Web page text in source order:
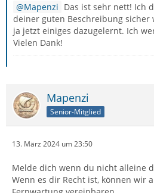
Mapenzi Das ist sehr nett! Ich
deiner guten Beschreibung sicher
ja jetzt einiges dazugelernt. Ich
Vielen Dank!
Mapenzi
Senior-Mitglied
13. März 2024 um 23:50
Melde dich wenn du nicht alleine
Wenn es dir Recht ist, können wir